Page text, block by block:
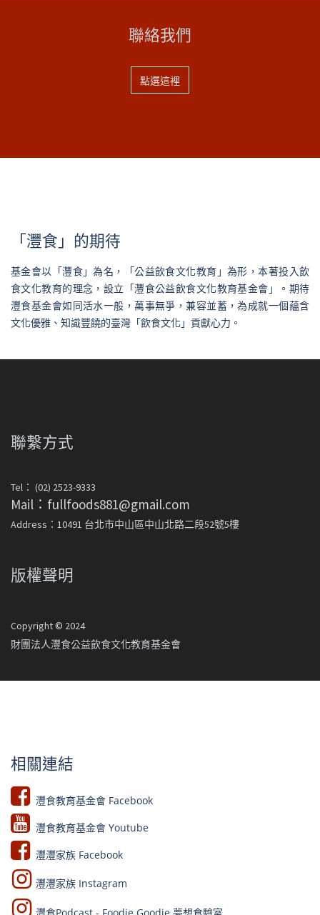
聯絡我們
點選這裡
「灃食」的期待
基金會以「灃食」為名，「公益飲食文化教育」為形，本著投入飲
食文化教育的理念，設立「灃食公益飲食文化教育基金會」。期待
灃食基金會如同活水一般，萬事無爭，兼容並蓄，為成就一個蘊含
文化優雅、知識豐饒的臺灣「飲食文化」貢獻心力。
聯繫方式
Tel： (02) 2523-9333
Mail：fullfoods881@gmail.com
Address：10491 台北市中山區中山北路二段52號5樓
版權聲明
Copyright © 2024
財團法人灃食公益飲食文化教育基金會
相關連結
灃食教育基金會 Facebook​
灃食教育基金會 Youtube​​
灃灃家族 Facebook
灃灃家族 Instagram